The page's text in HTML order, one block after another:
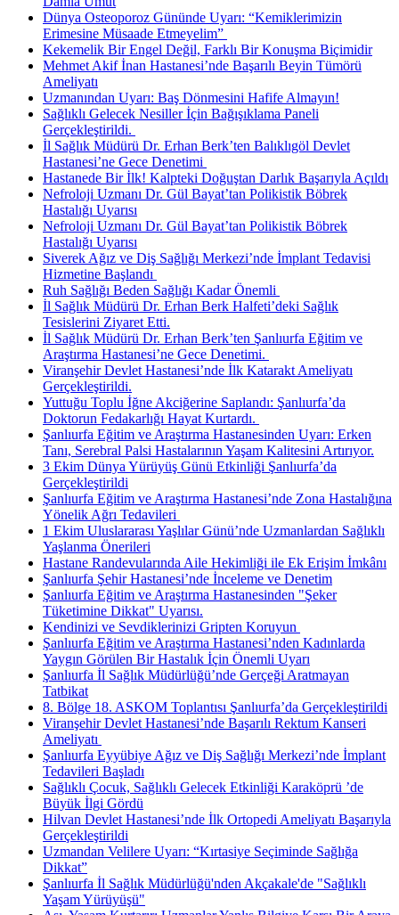
Dünya Osteoporoz Gününde Uyarı: “Kemiklerimizin
Erimesine Müsaade Etmeyelim” ​
Kekemelik Bir Engel Değil, Farklı Bir Konuşma Biçimidir
Mehmet Akif İnan Hastanesi’nde Başarılı Beyin Tümörü
Ameliyatı
Uzmanından Uyarı: Baş Dönmesini Hafife Almayın!
Sağlıklı Gelecek Nesiller İçin Bağışıklama Paneli
Gerçekleştirildi. ​
İl Sağlık Müdürü Dr. Erhan Berk’ten Balıklıgöl Devlet
Hastanesi’ne Gece Denetimi ​
Hastanede Bir İlk! Kalpteki Doğuştan Darlık Başarıyla Açıldı
Nefroloji Uzmanı Dr. Gül Bayat’tan Polikistik Böbrek
Hastalığı Uyarısı
Nefroloji Uzmanı Dr. Gül Bayat’tan Polikistik Böbrek
Hastalığı Uyarısı
Siverek Ağız ve Diş Sağlığı Merkezi’nde İmplant Tedavisi
Hizmetine Başlandı ​
Ruh Sağlığı Beden Sağlığı Kadar Önemli ​
İl Sağlık Müdürü Dr. Erhan Berk Halfeti’deki Sağlık
Tesislerini Ziyaret Etti.
İl Sağlık Müdürü Dr. Erhan Berk’ten Şanlıurfa Eğitim ve
Araştırma Hastanesi’ne Gece Denetimi. ​
Viranşehir Devlet Hastanesi’nde İlk Katarakt Ameliyatı
Gerçekleştirildi.
Yuttuğu Toplu İğne Akciğerine Saplandı: Şanlıurfa’da
Doktorun Fedakarlığı Hayat Kurtardı. ​
Şanlıurfa Eğitim ve Araştırma Hastanesinden Uyarı: Erken
Tanı, Serebral Palsi Hastalarının Yaşam Kalitesini Artırıyor.
3 Ekim Dünya Yürüyüş Günü Etkinliği Şanlıurfa’da
Gerçekleştirildi
Şanlıurfa Eğitim ve Araştırma Hastanesi’nde Zona Hastalığına
Yönelik Ağrı Tedavileri ​
1 Ekim Uluslararası Yaşlılar Günü’nde Uzmanlardan Sağlıklı
Yaşlanma Önerileri
Hastane Randevularında Aile Hekimliği ile Ek Erişim İmkânı
Şanlıurfa Şehir Hastanesi’nde İnceleme ve Denetim
Şanlıurfa Eğitim ve Araştırma Hastanesinden "Şeker
Tüketimine Dikkat" Uyarısı.
Kendinizi ve Sevdiklerinizi Gripten Koruyun ​
Şanlıurfa Eğitim ve Araştırma Hastanesi’nden Kadınlarda
Yaygın Görülen Bir Hastalık İçin Önemli Uyarı
Şanlıurfa İl Sağlık Müdürlüğü’nde Gerçeği Aratmayan
Tatbikat
8. Bölge 18. ASKOM Toplantısı Şanlıurfa’da Gerçekleştirildi
Viranşehir Devlet Hastanesi’nde Başarılı Rektum Kanseri
Ameliyatı ​
Şanlıurfa Eyyübiye Ağız ve Diş Sağlığı Merkezi’nde İmplant
Tedavileri Başladı
Sağlıklı Çocuk, Sağlıklı Gelecek Etkinliği Karaköprü ’de
Büyük İlgi Gördü
Hilvan Devlet Hastanesi’nde İlk Ortopedi Ameliyatı Başarıyla
Gerçekleştirildi
Uzmandan Velilere Uyarı: “Kırtasiye Seçiminde Sağlığa
Dikkat”
Şanlıurfa İl Sağlık Müdürlüğü'nden Akçakale'de "Sağlıklı
Yaşam Yürüyüşü"